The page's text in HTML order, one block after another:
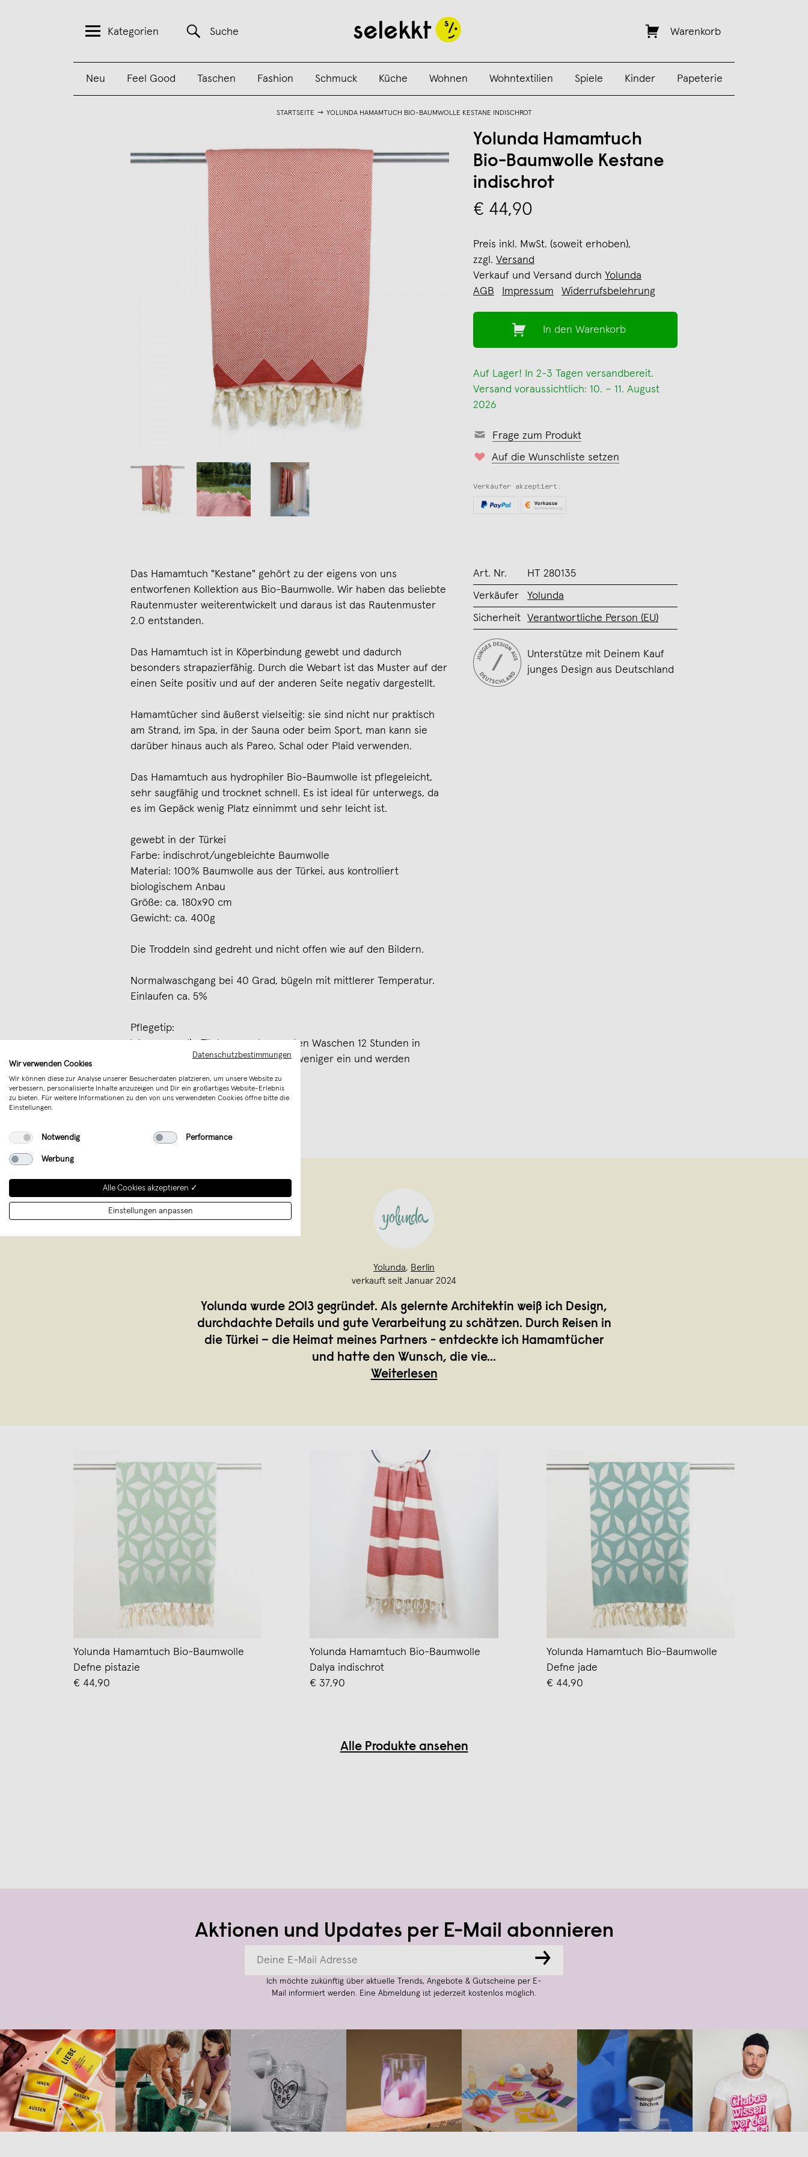
Kategorien Suche Warenkorb
Neu Feel Good Taschen Fashion Schmuck Küche Wohnen Wohntextilien Spiele Kinder Papeterie
STARTSEITE YOLUNDA HAMAMTUCH BIO-BAUMWOLLE KESTANE INDISCHROT
Yolunda Hamamtuch
Bio-Baumwolle Kestane
indischrot
€ 44,90
Preis inkl. MwSt. (soweit erhoben),
zzgl. Versand
Verkauf und Versand durch Yolunda
AGB
Impressum Widerrufsbelehrung
In den Warenkorb
Auf Lager! In 2-3 Tagen versandbereit.
Versand voraussichtlich: 10. – 11. August
2026
Frage zum Produkt
Auf die Wunschliste setzen
Verkäufer akzeptiert:
Das Hamamtuch "Kestane" gehört zu der eigens von uns
entworfenen Kollektion aus Bio-Baumwolle. Wir haben das beliebte
Rautenmuster weiterentwickelt und daraus ist das Rautenmuster
2.0 entstanden.
Das Hamamtuch ist in Köperbindung gewebt und dadurch
besonders strapazierfähig. Durch die Webart ist das Muster auf der
einen Seite positiv und auf der anderen Seite negativ dargestellt.
Hamamtücher sind äußerst vielseitig: sie sind nicht nur praktisch
am Strand, im Spa, in der Sauna oder beim Sport, man kann sie
darüber hinaus auch als Pareo, Schal oder Plaid verwenden.
Das Hamamtuch aus hydrophiler Bio-Baumwolle ist pflegeleicht,
sehr saugfähig und trocknet schnell. Es ist ideal für unterwegs, da
es im Gepäck wenig Platz einnimmt und sehr leicht ist.
gewebt in der Türkei
Farbe: indischrot/ungebleichte Baumwolle
Material: 100% Baumwolle aus der Türkei, aus kontrolliert
biologischem Anbau
Größe: ca. 180x90 cm
Gewicht: ca. 400g
Die Troddeln sind gedreht und nicht offen wie auf den Bildern.
Normalwaschgang bei 40 Grad, bügeln mit mittlerer Temperatur.
Einlaufen ca. 5%
Pflegetip:
Wenn man die Tücher vor dem ersten Waschen 12 Stunden in
kaltes Wasser einweicht, laufen sie weniger ein und werden
saugfähiger.
Merken
Art. Nr. HT 280135
Verkäufer Yolunda
Sicherheit Verantwortliche Person (EU)
Unterstütze mit Deinem Kauf
junges Design aus Deutschland
Yolunda, Berlin
verkauft seit Januar 2024
Yolunda wurde 2013 gegründet. Als gelernte Architektin weiß ich Design,
durchdachte Details und gute Verarbeitung zu schätzen. Durch Reisen in
die Türkei – die Heimat meines Partners - entdeckte ich Hamamtücher
und hatte den Wunsch, die vie...
Weiterlesen
Yolunda Hamamtuch Bio-Baumwolle
Defne pistazie
€ 44,90
Yolunda Hamamtuch Bio-Baumwolle
Dalya indischrot
€ 37,90
Yolunda Hamamtuch Bio-Baumwolle
Defne jade
€ 44,90
Alle Produkte ansehen
Aktionen und Updates per E-Mail abonnieren
→
Ich möchte zukünftig über aktuelle Trends, Angebote & Gutscheine per E-
Mail informiert werden. Eine Abmeldung ist jederzeit kostenlos möglich.
Datenschutzbestimmungen
Wir verwenden Cookies
Wir können diese zur Analyse unserer Besucherdaten platzieren, um unsere Website zu
verbessern, personalisierte Inhalte anzuzeigen und Dir ein großartiges Website-Erlebnis
zu bieten. Für weitere Informationen zu den von uns verwendeten Cookies öffne bitte die
Einstellungen.
Notwendig Performance
Werbung
Alle Cookies akzeptieren ✓
Einstellungen anpassen